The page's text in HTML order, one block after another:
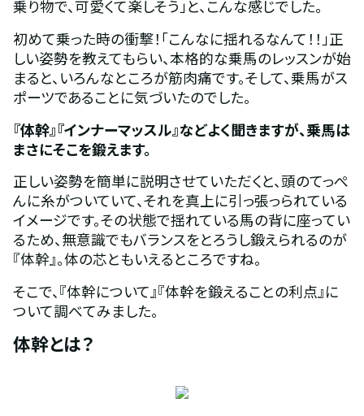
乗り物で、可愛くて楽しそう」と、こんな感じでした。
初めて乗った時の衝撃！「こんなに揺れるなんて！！」正
しい姿勢を教えてもらい、本格的な乗馬のレッスンが始
まると、いろんなところが筋肉痛です。そして、乗馬がス
ポーツであることに気づいたのでした。
『体幹』『インナーマッスル』などよく聞きますが、乗馬は
まさにそこを鍛えます。
正しい姿勢を簡単に説明させていただくと、頭のてっぺ
んに糸がついていて、それを真上に引っ張っられている
イメージです。その状態で揺れている馬の背に座ってい
るため、無意識でもバランスをとろうし鍛えられるのが
『体幹』。体の芯ともいえるところですね。
そこで、『体幹について』『体幹を鍛えることの利点』に
ついて調べてみました。
体幹とは？